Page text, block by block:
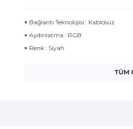
Bağlantı Teknolojisi : Kablosuz
Aydınlatma : RGB
Renk : Siyah
TÜM